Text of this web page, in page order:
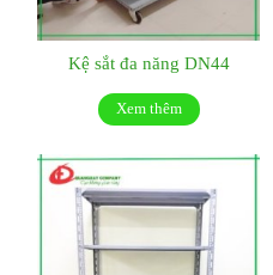
Kệ sắt đa năng DN44
Xem thêm